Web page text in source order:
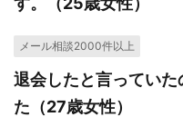
メール相談2000件以上
退会したと言ってい
た（27歳女性）